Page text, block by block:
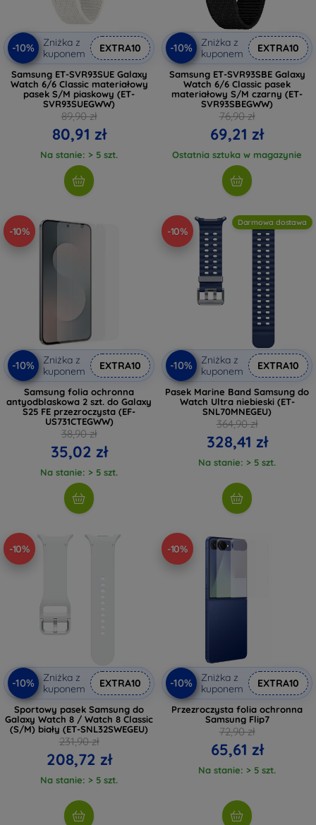
-10%
Zniżka z
kuponem
EXTRA10
Samsung ET-SVR93SUE Galaxy
Watch 6/6 Classic materiałowy
pasek S/M piaskowy (ET-
SVR93SUEGWW)
89,90 zł
80,91 zł
Na stanie: > 5 szt.
-10%
Zniżka z
kuponem
EXTRA10
Samsung ET-SVR93SBE Galaxy
Watch 6/6 Classic pasek
materiałowy S/M czarny (ET-
SVR93SBEGWW)
76,90 zł
69,21 zł
Ostatnia sztuka w magazynie
-10%
-10%
Zniżka z
kuponem
EXTRA10
Samsung folia ochronna
antyodblaskowa 2 szt. do Galaxy
S25 FE przezroczysta (EF-
US731CTEGWW)
38,90 zł
35,02 zł
Na stanie: > 5 szt.
-10%
Darmowa dostawa
-10%
Zniżka z
kuponem
EXTRA10
Pasek Marine Band Samsung do
Watch Ultra niebieski (ET-
SNL70MNEGEU)
364,90 zł
328,41 zł
Na stanie: > 5 szt.
-10%
-10%
Zniżka z
kuponem
EXTRA10
Sportowy pasek Samsung do
Galaxy Watch 8 / Watch 8 Classic
(S/M) biały (ET-SNL32SWEGEU)
231,90 zł
208,72 zł
Na stanie: > 5 szt.
-10%
-10%
Zniżka z
kuponem
EXTRA10
Przezroczysta folia ochronna
Samsung Flip7
72,90 zł
65,61 zł
Na stanie: > 5 szt.